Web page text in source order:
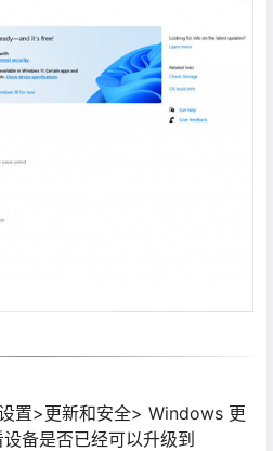
置>更新和安全> Windows 更
备是否已经可以升级到